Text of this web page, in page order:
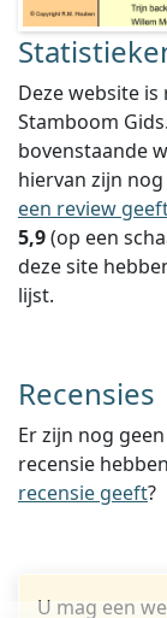
Deze website is
Stamboom
bovenstaande
hiervan zijn
een review
5,9(op een
deze site
lijst.
Recensies
Er zijn nog
recensie
recensie geeft?
U mag een